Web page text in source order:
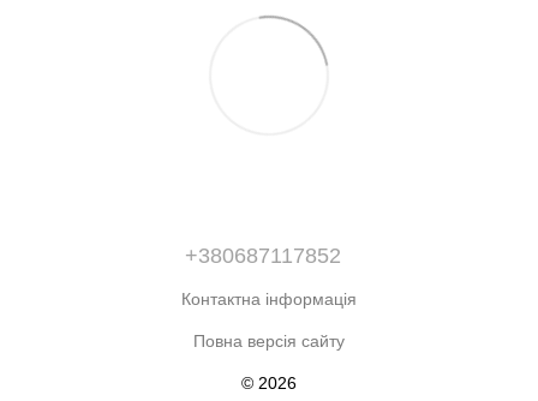
+380687117852
Контактна інформація
Повна версія сайту
© 2026